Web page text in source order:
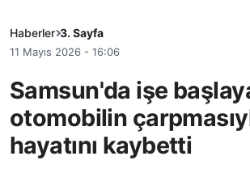
Haberler 3. Sayfa
11 Mayıs 2026 - 16:06
Samsun'da işe
otomobilin
hayatını kaybetti